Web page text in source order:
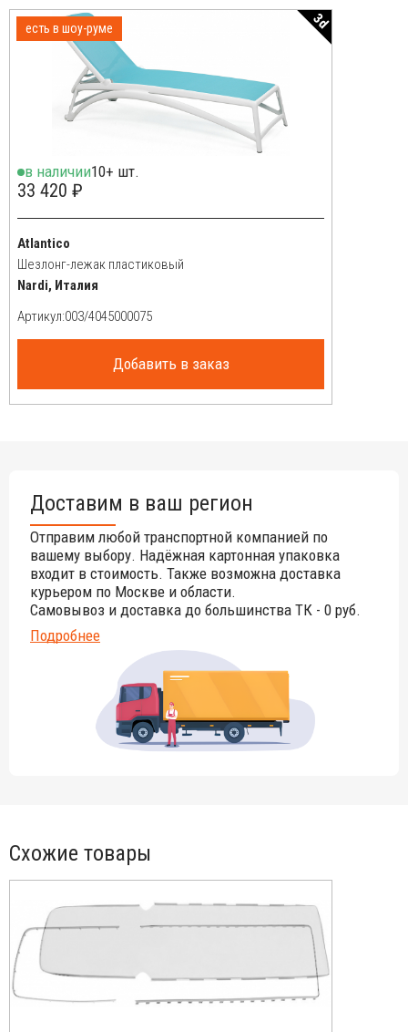
есть в шоу-руме 3d
в наличии10+ шт.
33 420 ₽
Atlantico
Шезлонг-лежак пластиковый
Nardi, Италия
Артикул:
Добавить в заказ
Доставим в ваш регион
Отправим любой транспортной компанией по
вашему выбору. Надёжная картонная упаковка
входит в стоимость. Также возможна доставка
курьером по Москве и области.
Самовывоз и доставка до большинства ТК - 0 руб.
Подробнее
Схожие товары